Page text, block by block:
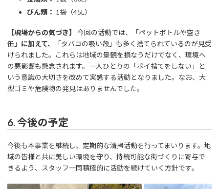
びん類： 1袋（45L）
【現場からの気づき】
今回の活動では、「ペットボトルや空き
缶」 に加えて、
「タバコの吸い殻」も多く捨てられているのが見受
けられました。これらは地域の景観を損なうだけでなく、環境へ
の悪影響も懸念されます。一人ひとりの「ポイ捨てをしない」と
いう意識の大切さを改めて実感する活動となりました。なお、大
型ゴミや危険物の発見はありませんでした。
6. 今後の予定
今後も本事業を継続し、定期的な清掃活動を行ってまいります。地
域の皆様と共に美しい環境を守り、持続可能な街づくりに寄与で
きるよう、スタッフ一同積極的に活動を続けていく方針です。